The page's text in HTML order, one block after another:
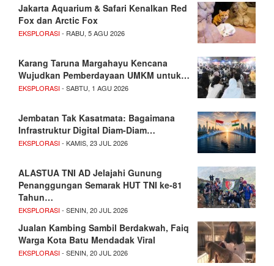
Jakarta Aquarium & Safari Kenalkan Red
Fox dan Arctic Fox
EKSPLORASI- RABU, 5 AGU 2026
Karang Taruna Margahayu Kencana
Wujudkan Pemberdayaan UMKM untuk…
EKSPLORASI- SABTU, 1 AGU 2026
Jembatan Tak Kasatmata: Bagaimana
Infrastruktur Digital Diam-Diam…
EKSPLORASI- KAMIS, 23 JUL 2026
ALASTUA TNI AD Jelajahi Gunung
Penanggungan Semarak HUT TNI ke-81
Tahun…
EKSPLORASI- SENIN, 20 JUL 2026
Jualan Kambing Sambil Berdakwah, Faiq
Warga Kota Batu Mendadak Viral
EKSPLORASI- SENIN, 20 JUL 2026